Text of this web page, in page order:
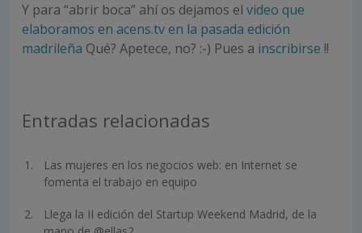
Y para “abrir boca” ahí os dejamos el video que
elaboramos en acens.tv en la pasada edición
madrileña Qué? Apetece, no? :-) Pues a inscribirse !!
Entradas relacionadas
Las mujeres en los negocios web: en Internet se
fomenta el trabajo en equipo
Llega la II edición del Startup Weekend Madrid, de la